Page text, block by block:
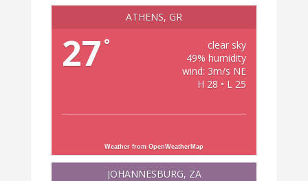
ATHENS, GR
27 °
clear sky
49% humidity
wind: 3m/s NE
H 28 • L 25
Weather from OpenWeatherMap
JOHANNESBURG, ZA